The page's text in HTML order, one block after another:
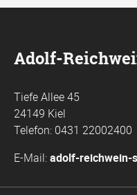
Adolf-
Tiefe Allee 45
24149 Kiel
Telefon: 0431 22002400
E-Mail:adolf-reichwein-